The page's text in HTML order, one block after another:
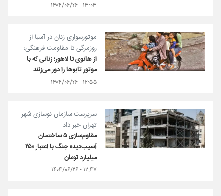
۱۳:۰۳ - ۱۴۰۴/۰۶/۲۶
موتورسواری زنان در آسیا از
روزمرگی تا مقاومت فرهنگی؛
از هانوی تا لاهور؛ زنانی که با
موتور تابوها را دور می‌زنند
۱۲:۵۵ - ۱۴۰۴/۰۶/۲۶
سرپرست سازمان نوسازی شهر
تهران خبر داد
مقاوم‌سازی ۵ ساختمان
آسیب‌دیده جنگ با اعتبار ۲۵۰
میلیارد تومان
۱۲:۴۷ - ۱۴۰۴/۰۶/۲۶